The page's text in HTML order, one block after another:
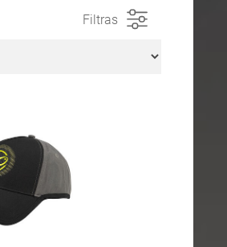
Filtras